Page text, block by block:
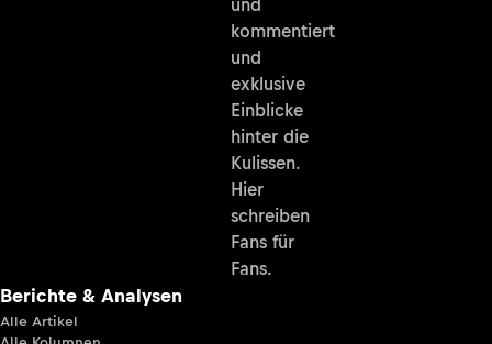
und
kommentiert
und
exklusive
Einblicke
hinter die
Kulissen.
Hier
schreiben
Fans für
Fans.
Berichte & Analysen
Alle Artikel